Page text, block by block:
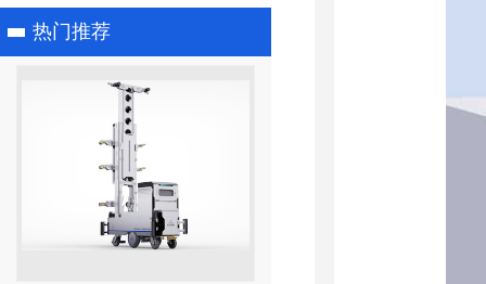
热门推荐